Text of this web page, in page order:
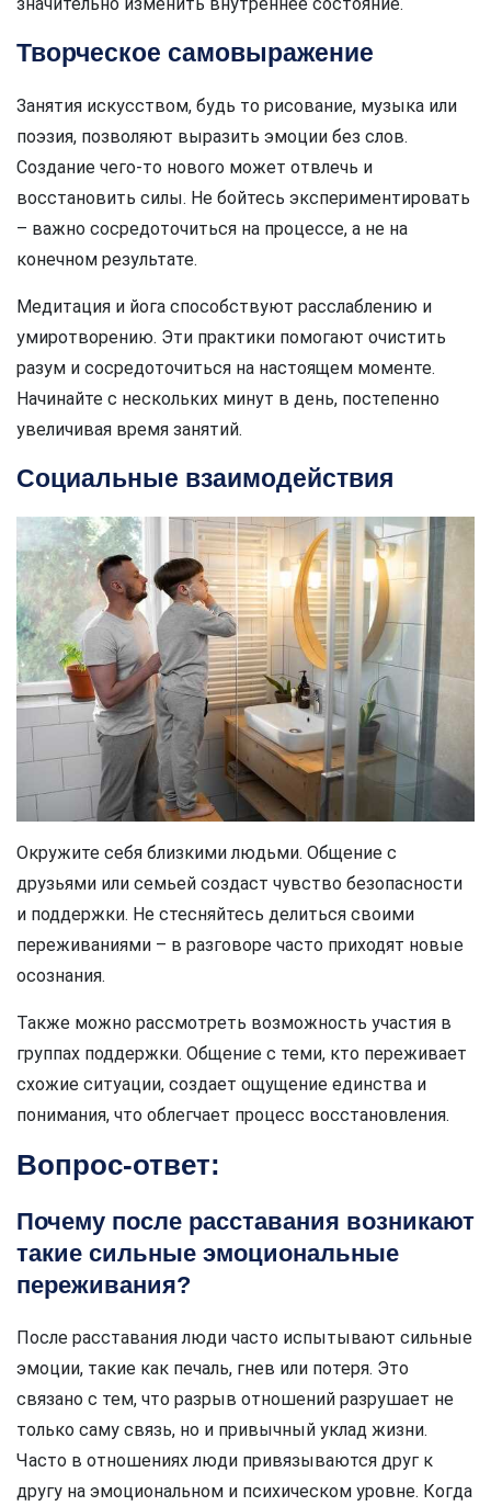
Творческое самовыражение
Занятия искусством, будь то рисование, музыка или
поэзия, позволяют выразить эмоции без слов.
Создание чего-то нового может отвлечь и
восстановить силы. Не бойтесь экспериментировать
– важно сосредоточиться на процессе, а не на
конечном результате.
Медитация и йога способствуют расслаблению и
умиротворению. Эти практики помогают очистить
разум и сосредоточиться на настоящем моменте.
Начинайте с нескольких минут в день, постепенно
увеличивая время занятий.
Социальные взаимодействия
Окружите себя близкими людьми. Общение с
друзьями или семьей создаст чувство безопасности
и поддержки. Не стесняйтесь делиться своими
переживаниями – в разговоре часто приходят новые
осознания.
Также можно рассмотреть возможность участия в
группах поддержки. Общение с теми, кто переживает
схожие ситуации, создает ощущение единства и
понимания, что облегчает процесс восстановления.
Вопрос-ответ:
Почему после расставания возникают
такие сильные эмоциональные
переживания?
После расставания люди часто испытывают сильные
эмоции, такие как печаль, гнев или потеря. Это
связано с тем, что разрыв отношений разрушает не
только саму связь, но и привычный уклад жизни.
Часто в отношениях люди привязываются друг к
другу на эмоциональном и психическом уровне. Когда